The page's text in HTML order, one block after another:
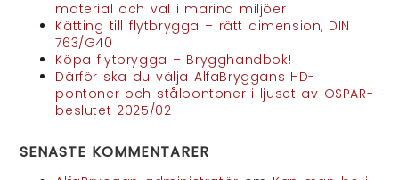
material och val i marina miljöer
Kätting till flytbrygga – rätt dimension, DIN
763/G40
Köpa flytbrygga – Brygghandbok!
Därför ska du välja AlfaBryggans HD-
pontoner och stålpontoner i ljuset av OSPAR-
beslutet 2025/02
SENASTE KOMMENTARER